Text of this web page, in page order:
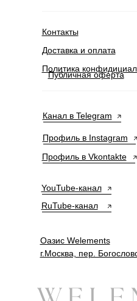
Оазис Welements
г.Москва, пер.
Политика
Публичная оферта
Доставка и оплата
Контакты
Профиль в Instagram
Профиль в Vkontakte
Канал в Telegram
RuTube-канал
YouTube-канал